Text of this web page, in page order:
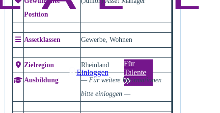
Einloggen
Für
Talente
Position
Assetklassen Gewerbe, Wohnen
Zielregion Rheinland
Ausbildung
— Für weitere Informationen
bitte einloggen —